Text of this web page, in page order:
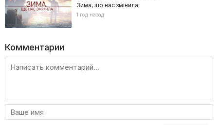
Зима, що нас змінила
1 год назад
Комментарии